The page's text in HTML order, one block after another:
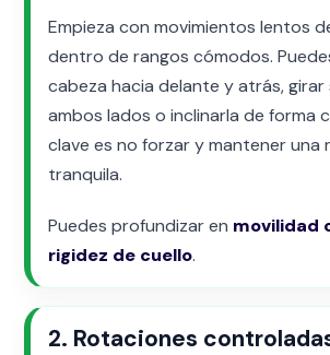
Empieza con movimientos lentos
dentro de rangos cómodos.
cabeza hacia delante y atrás, girar
ambos lados o inclinarla de forma
clave es no forzar y mantener una
tranquila.
Puedes profundizar en movilidad
rigidez de cuello.
2. Rotaciones